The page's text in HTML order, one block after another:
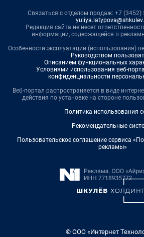
Связаться с отделом продаж: +7 (3452)
Редакция сайта не несет
информации, содержащейся в
Особенности эксплуатации (использования)
Руководством
Описанием функциональных
Условиями использования веб-
конфиденциальности
Веб-портал распространяется в виде
действия по установке на стороне
Политика использования
Рекомендательные
Пользовательское соглашение сервиса
рекламы»
© ООО «Интернет